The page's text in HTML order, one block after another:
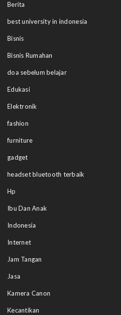
Berita
best university in indonesia
Bisnis
Bisnis Rumahan
doa sebelum belajar
Edukasi
Elektronik
fashion
furniture
gadget
headset bluetooth terbaik
Hp
Ibu Dan Anak
Indonesia
Internet
Jam Tangan
Jasa
Kamera Canon
Kecantikan